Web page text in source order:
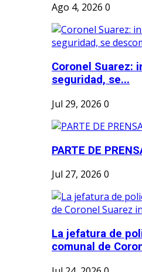
Ago 4, 2026 0
Coronel Suarez:
seguridad, se...
Jul 29, 2026 0
PARTE DE
Jul 27, 2026 0
La jefatura de
comunal de